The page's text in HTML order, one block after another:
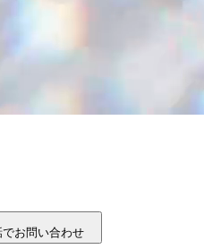
でお問い合わせ